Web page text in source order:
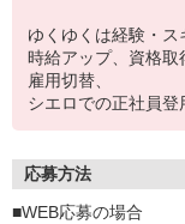
ゆくゆくは経験・
時給アップ、資格
雇用切替、
シエロでの正社員登
応募方法
■WEB応募の場合